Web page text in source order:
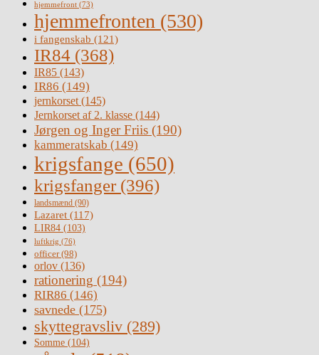
hjemmefront (73)
hjemmefronten (530)
i fangenskab (121)
IR84 (368)
IR85 (143)
IR86 (149)
jernkorset(145)
Jernkorset af 2. klasse (144)
Jørgen og Inger Friis (190)
kammeratskab (149)
krigsfange (650)
krigsfanger (396)
landsmænd (90)
Lazaret (117)
LIR84 (103)
luftkrig (76)
officer(98)
orlov (136)
rationering (194)
RIR86 (146)
savnede (175)
skyttegravsliv (289)
Somme (104)